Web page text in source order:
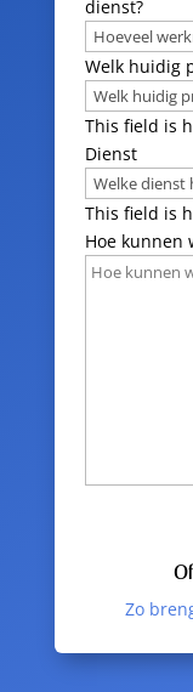
dienst?
Welk huidig
This field is
Dienst
This field is
Hoe kunnen
Zo